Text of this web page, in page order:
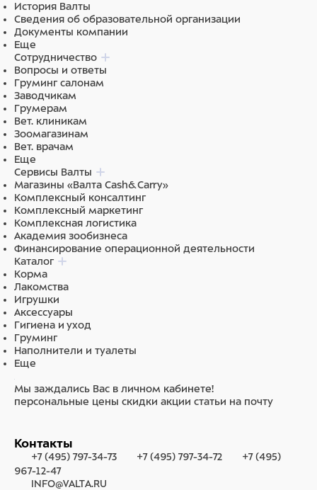
История Валты
Сведения об образовательной организации
Документы компании
Еще
Сотрудничество
Вопросы и ответы
Груминг салонам
Заводчикам
Грумерам
Вет. клиникам
Зоомагазинам
Вет. врачам
Еще
Сервисы Валты
Магазины «Валта Cash&Carry»
Комплексный консалтинг
Комплексный маркетинг
Комплексная логистика
Академия зообизнеса
Финансирование операционной деятельности
Каталог
Корма
Лакомства
Игрушки
Аксессуары
Гигиена и уход
Груминг
Наполнители и туалеты
Еще
Мы заждались Вас в личном кабинете!
персональные цены скидки акции статьи на почту
Контакты
+7 (495) 797-34-73 +7 (495) 797-34-72
+7 (495)
967-12-47
INFO@VALTA.RU